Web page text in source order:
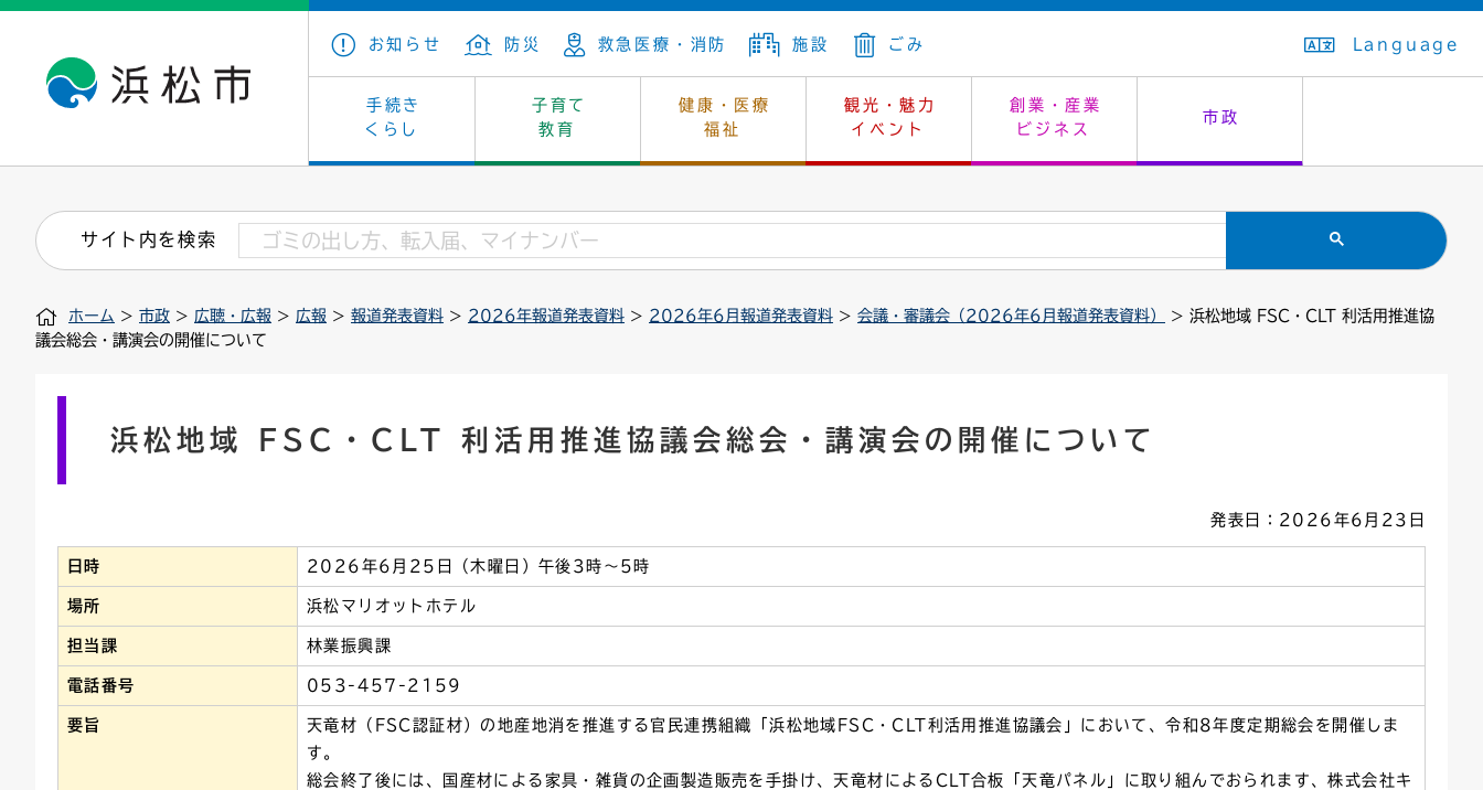
お知らせ 防災 救急医療・消防 施設 ごみ Language
手続き
くらし
子育て
教育
健康・医療
福祉
観光・魅力
イベント
創業・産業
ビジネス
市政
戸籍・住民の手続き 保険・年金 上下水道 生活排水
住まい・建築 墓地・斎場 消費生活 市民安全
税金 法人税 環境 住居表示
印鑑登録証明書 戸籍謄本・抄本 住所変更 国民健康保険
子育て・青少年・若者 教育 生涯学習 教育委員会
看護専門学校 学級閉鎖 幼稚園一覧 入学式・卒業式
小学校一覧 中学校一覧 通学区域
健康・医療 福祉 休日当番医 救急・夜間診療
介護保険 保健所 感染症
文化・芸術 文化財 レジャー・スポーツ 施設予約（まつぼっくり）
浜松・浜名湖だいすきネット はじめよう、ハマライフ はたちの集い
産業振興 カーボンニュートラル 土地 指定管理者制度
発注情報(入札・契約) 福祉・介護 環境対策 公共事業の技術監理
募集 雇用・就労 企業立地 バナー広告
市の概要 庁舎案内 市長の部屋 議会
外郭団体 統計 選挙 オープンデータ
職員採用 市有財産 例規・公示 組織案内
会議 情報公開・個人情報 監査 都市整備
サイト内を検索
ホーム > 市政 > 広聴・広報 > 広報 > 報道発表資料 > 2026年報道発表資料 > 2026年6月報道発表資料 > 会議・審議会（2026年6月報道発表資料）
> 浜松地域 FSC・CLT 利活用推進協
議会総会・講演会の開催について
浜松地域 FSC・CLT 利活用推進協議会総会・講演会の開催について
発表日：2026年6月23日
日時 2026年6月25日（木曜日）午後3時～5時
場所 浜松マリオットホテル
担当課 林業振興課
電話番号 053-457-2159
要旨
天竜材（FSC認証材）の地産地消を推進する官民連携組織「浜松地域FSC・CLT利活用推進協議会」において、令和8年度定期総会を開催しま
す。
総会終了後には、国産材による家具・雑貨の企画製造販売を手掛け、天竜材によるCLT合板「天竜パネル」に取り組んでおられます、株式会社キ